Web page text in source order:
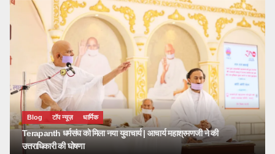
Blog टॉप न्यूज़ धार्मिक
Terapanth धर्मसंघ को मिला नया युवाचार्य | आचार्य महाश्रमणजी ने की
उत्तराधिकारी की घोषणा